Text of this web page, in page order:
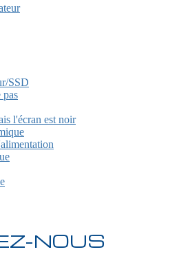
SSD
pas
l'écran est noir
NOUS